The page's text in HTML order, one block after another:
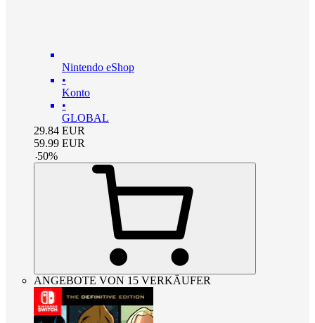
Nintendo eShop
•
Konto
•
GLOBAL
29.84 EUR
59.99 EUR
-50%
ANGEBOTE VON 15 VERKÄUFER